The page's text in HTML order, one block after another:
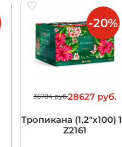
35784 руб.28627 руб.
Тропикана (1,2"x100)
Z2161
-20%